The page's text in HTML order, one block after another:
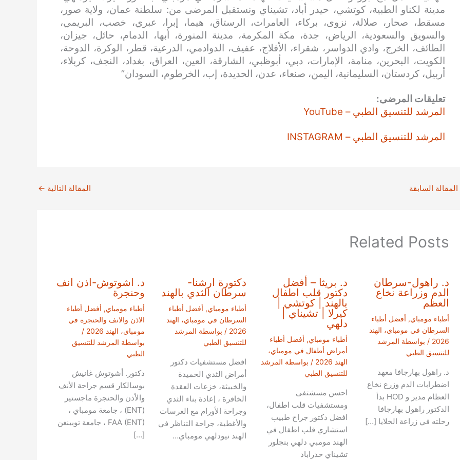
مدينة لكناو الطبية، كوتشي، حيدر أباد، تشيناي ونستقبل المرضى من: سلطنة عمان، ولاية صور،
مسقط، صحار، صلالة، نزوى، بركاء، العامرات، الرستاق، هيما، إبرا، عبري، خصب، البريمي،
والسويق والسعودية، الرياض، جدة، مكة المكرمة، مدينة المنورة، أبها، الدمام، حائل، جيزان،
الطائف، الخرج، وادي الدواسر، شقراء، الأفلاج، عفيف، الدوادمي، الدرعية، قطر، الوكرة، الدوحة،
الكويت، البحرين، منامة، الإمارات، دبي، أبوظبي، الشارقة، العين، العراق، بغداد، النجف، كربلاء،
أربيل، كردستان، السليمانية، اليمن، صنعاء، عدن، الحديدة، إب، الخرطوم، السودان”
تعليقات المرضى:
المرشد للتنسيق الطبي – YouTube
المرشد للتنسيق الطبي – INSTAGRAM
المقالة السابقة المقالة التالية ←
Related Posts
د. راهول-سرطان
الدم وزراعة نخاع
العظم
أطباء مومباي, أفضل أطباء
السرطان في مومباي، الهند
2026 / بواسطة المرشد
للتنسيق الطبي
د. راهول بهارجافا معهد
اضطرابات الدم وزرع نخاع
العظام مدير و HOD بدأ
الدكتور راهول بهارجافا
رحلته في زراعة الخلايا […]
د. بريثا – أفضل
دكتور قلب اطفال
بالهند | كوتشي |
كيرلا | تشيناي |
دلهي
أطباء مومباي, أفضل أطباء
أمراض أطفال في مومباي،
الهند 2026
/ بواسطة المرشد
للتنسيق الطبي
احسن مسشتفى
ومستشفيات قلب اطفال،
افضل دكتور جراح طبيب
استشاري قلب اطفال في
الهند مومبي دلهي بنجلور
تشيناي حدراباد
دكتورة ارشنا-
سرطان الثدي بالهند
أطباء مومباي, أفضل أطباء
السرطان في مومباي، الهند
2026 / بواسطة المرشد
للتنسيق الطبي
افضل مستشفيات دكتور
أمراض الثدي الحميدة
والخبيثة، خزعات العقدة
الخافرة ، إعادة بناء الثدي
وجراحة الأورام مع الغرسات
والأغطية، جراحة التناظر في
الهند نيودلهي مومباي…
د. اشوتوش-اذن انف
وحنجرة
أطباء مومباي, أفضل أطباء
الاذن والانف والحنجرة في
مومباي، الهند 2026
/
بواسطة المرشد للتنسيق
الطبي
دكتور. أشوتوش غانيش
بوسالكار قسم جراحة الأنف
والأذن والحنجرة ماجستير
(ENT) ، جامعة مومباي ،
FAA (ENT) ، جامعة توبينغن
[…]